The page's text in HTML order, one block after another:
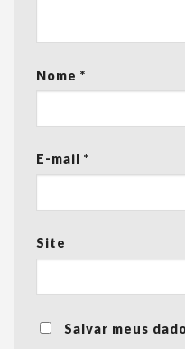
Nome *
E-mail *
Site
Salvar meus